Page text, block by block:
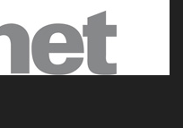
Alexandrova à